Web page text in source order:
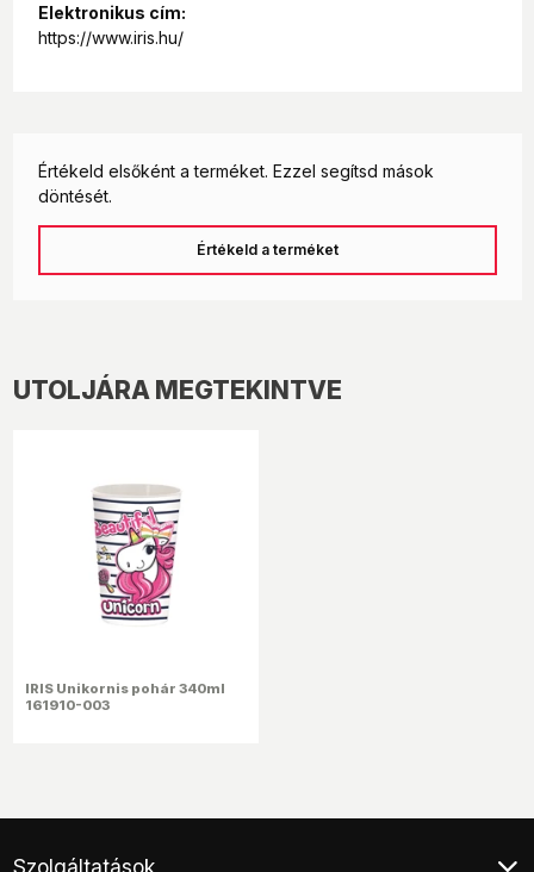
egyszerű. A minta tartósságának megőrzése érdekében
kézi mosás ajánlott.
Ajándékötletként születésnapra vagy más alkalomra
Elektronikus cím:
https://www.iris.hu/
Értékeld elsőként a terméket. Ezzel segítsd mások
döntését.
Értékeld a terméket
UTOLJÁRA MEGTEKINTVE
IRIS Unikornis pohár 340ml
161910-003
Szolgáltatások